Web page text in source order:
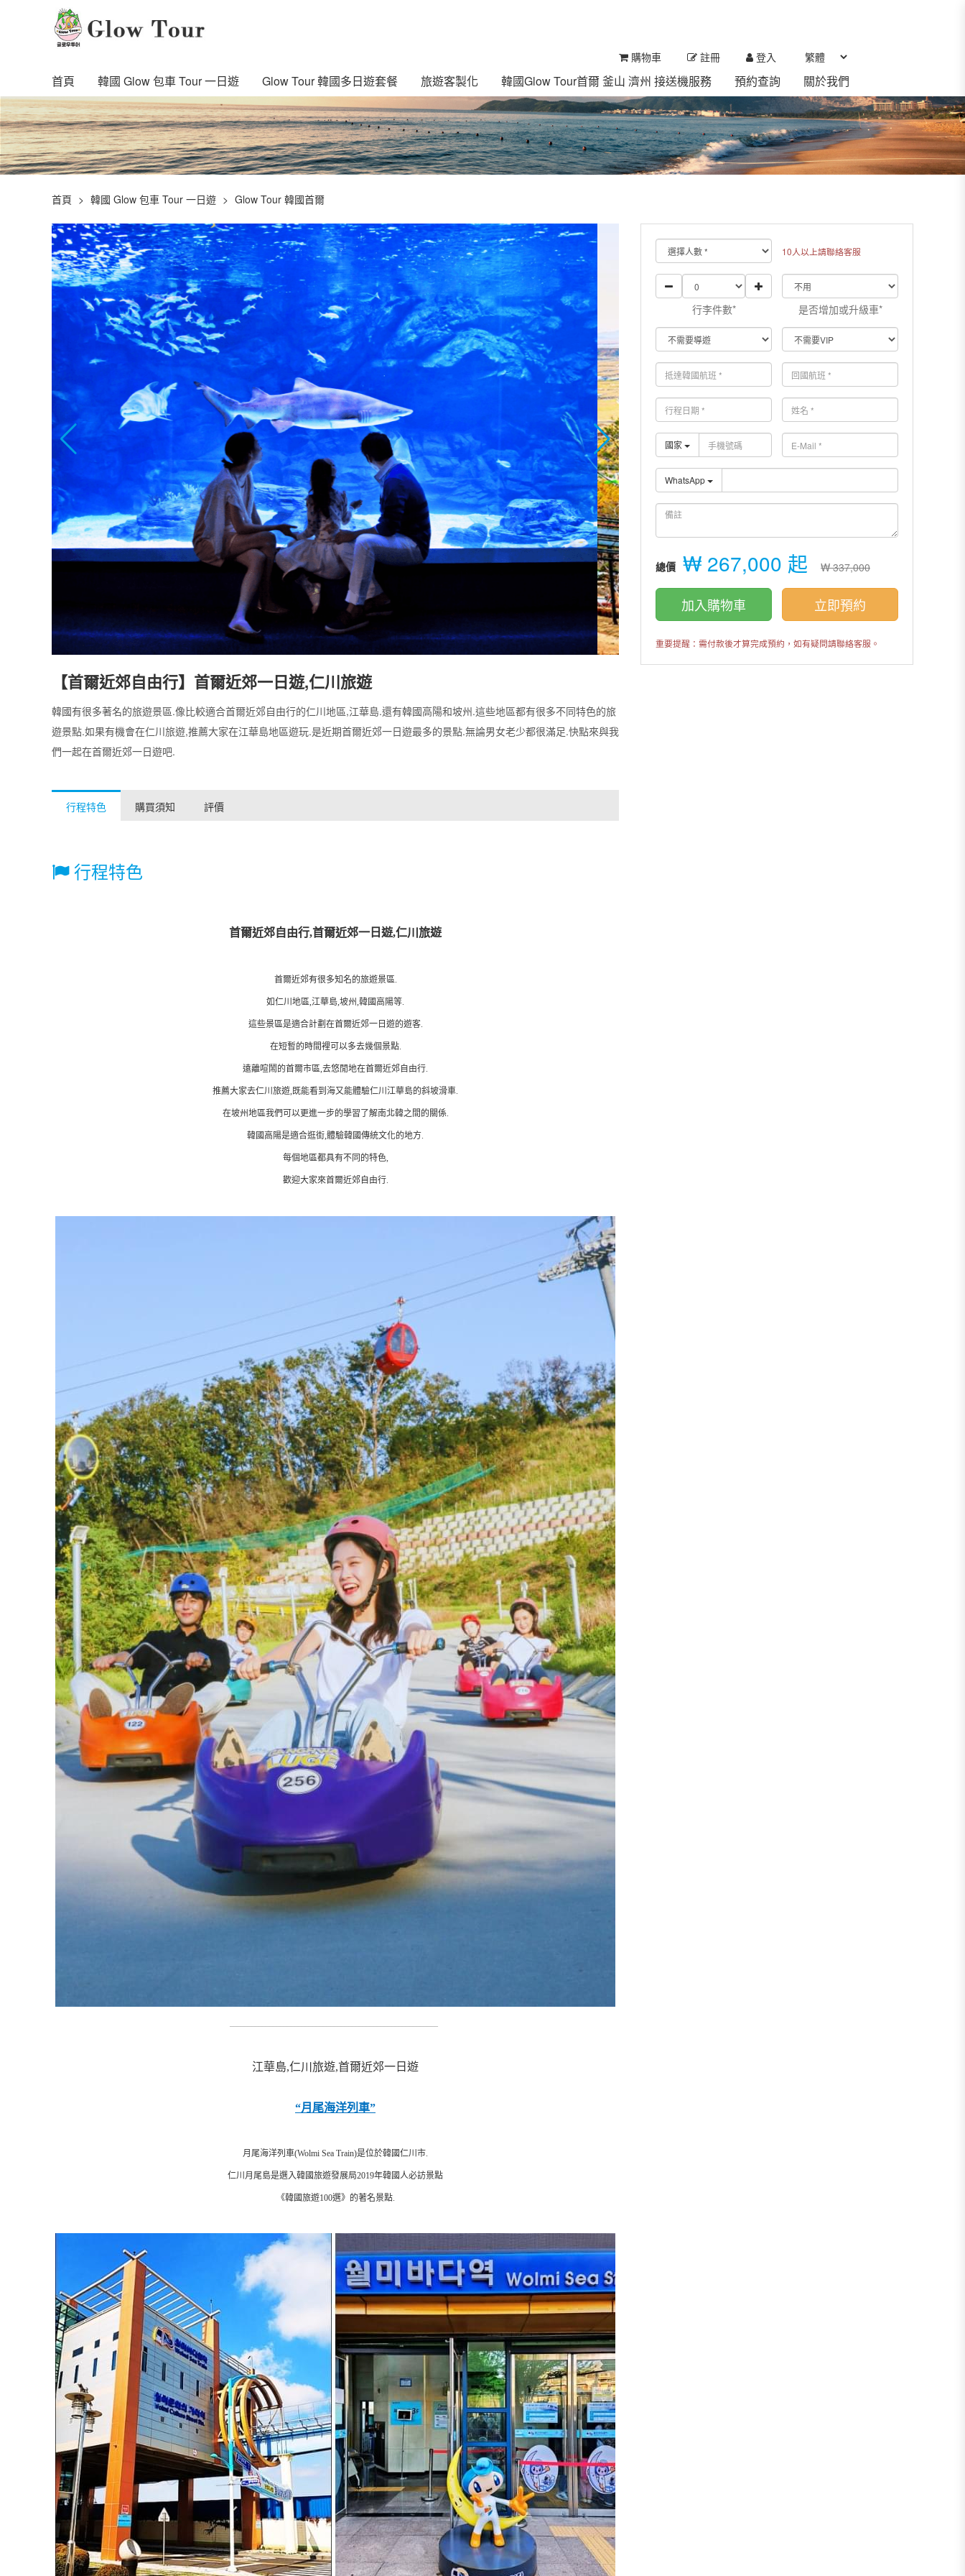
購物車 註冊 登入
首頁 韓國 Glow 包車 Tour 一日遊 Glow Tour 韓國多日遊套餐 旅遊客製化 韓國Glow Tour首爾 釜山 濟州 接送機服務 預約查詢 關於我們
首頁 韓國 Glow 包車 Tour 一日遊 Glow Tour 韓國首爾
【首爾近郊自由行】首爾近郊一日遊,仁川旅遊
韓國有很多著名的旅遊景區.像比較適合首爾近郊自由行的仁川地區,江華島.還有韓國高陽和坡州.這些地區都有很多不同特色的旅
遊景點.如果有機會在仁川旅遊,推薦大家在江華島地區遊玩.是近期首爾近郊一日遊最多的景點.無論男女老少都很滿足.快點來與我
們一起在首爾近郊一日遊吧.
10人以上請聯絡客服
行李件數* 是否增加或升級車*
國家
WhatsApp
總價 ₩ 267,000 起 ₩ 337,000
加入購物車 立即預約
重要提醒：需付款後才算完成預約，如有疑問請聯絡客服。
行程特色 購買須知 評價
行程特色
首爾近郊自由行,首爾近郊一日遊,仁川旅遊
首爾近郊有很多知名的旅遊景區.
如仁川地區,江華島,坡州,韓國高陽等.
這些景區是適合計劃在首爾近郊一日遊的遊客.
在短暫的時間裡可以多去幾個景點.
遠離喧鬧的首爾市區,去悠閒地在首爾近郊自由行.
推薦大家去仁川旅遊,既能看到海又能體驗仁川江華島的斜坡滑車.
在坡州地區我們可以更進一步的學習了解南北韓之間的關係.
韓國高陽是適合逛街,體驗韓國傳統文化的地方.
每個地區都具有不同的特色,
歡迎大家來首爾近郊自由行.
江華島,仁川旅遊,首爾近郊一日遊
“月尾海洋列車”
月尾海洋列車(Wolmi Sea Train)是位於韓國仁川市.
仁川月尾島是選入韓國旅遊發展局2019年韓國人必訪景點
《韓國旅遊100選》的著名景點.